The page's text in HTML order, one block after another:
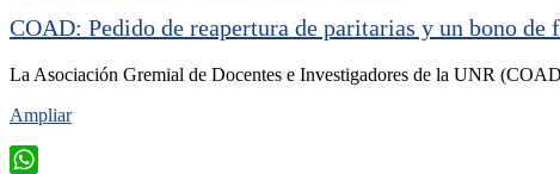
COAD: Pedido de reapertura de paritarias y un bono de
La Asociación Gremial de Docentes e Investigadores de la UNR
Ampliar